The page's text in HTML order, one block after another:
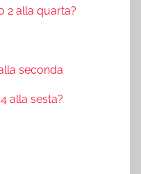
2 alla quarta?
seconda
alla sesta?